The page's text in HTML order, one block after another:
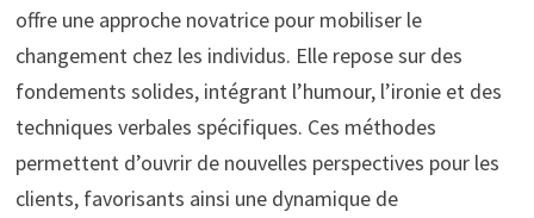
offre une approche novatrice pour mobiliser le
changement chez les individus. Elle repose sur des
fondements solides, intégrant l’humour, l’ironie et des
techniques verbales spécifiques. Ces méthodes
permettent d’ouvrir de nouvelles perspectives pour les
clients, favorisants ainsi une dynamique de